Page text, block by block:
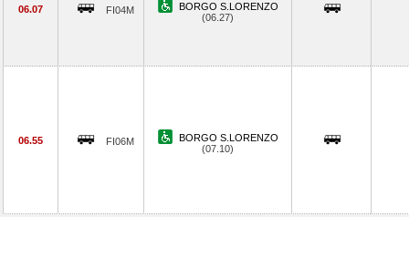
06.07 FI04M
BORGO S.LORENZO
(06.27)
06.55 FI06M
BORGO S.LORENZO
(07.10)